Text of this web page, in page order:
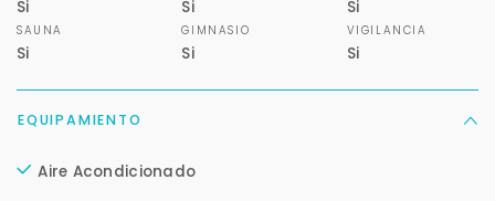
Si Si Si
SAUNA
Si
GIMNASIO
Si
VIGILANCIA
Si
EQUIPAMIENTO
Aire Acondicionado
mejor y más rápido